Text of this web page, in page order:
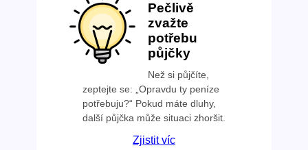
Pečlivě
zvažte
potřebu
půjčky
Než si půjčíte,
zeptejte se: „Opravdu ty peníze
potřebuju?“ Pokud máte dluhy,
další půjčka může situaci zhoršit.
Zjistit víc